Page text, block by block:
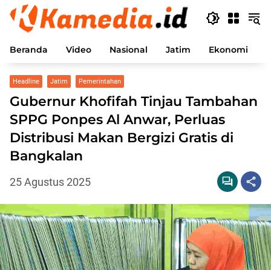
Langsung
konten
Beranda Video Nasional Jatim Ekonomi
Headline Jatim Pemerintahan
Gubernur Khofifah Tinjau Tambahan
SPPG Ponpes Al Anwar, Perluas
Distribusi Makan Bergizi Gratis di
Bangkalan
25 Agustus 2025